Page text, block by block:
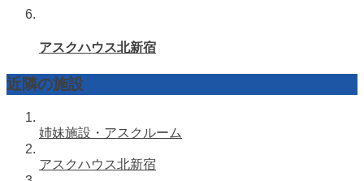
アスクハウス北新宿
近隣の施設
姉妹施設・アスクルーム
アスクハウス北新宿